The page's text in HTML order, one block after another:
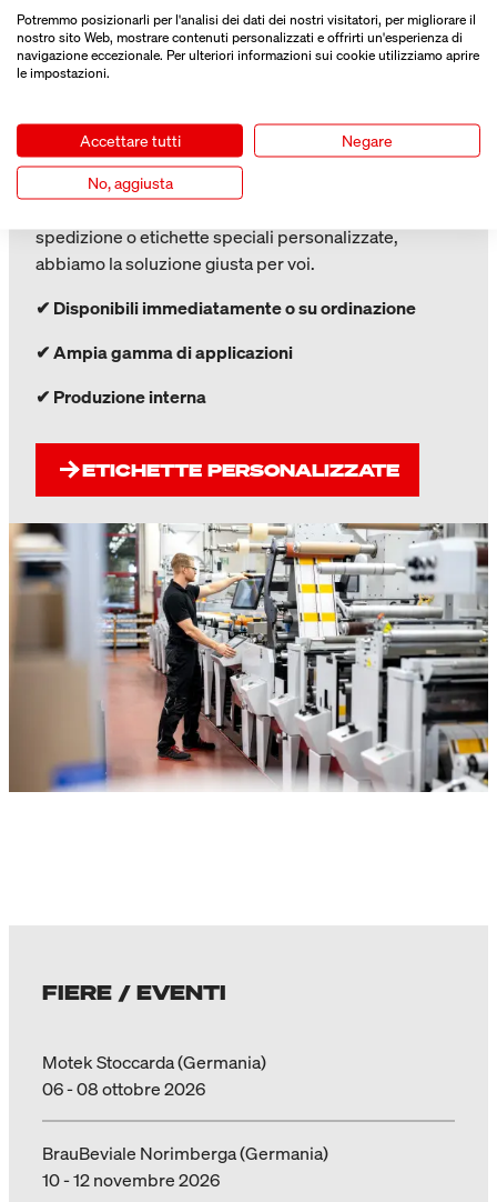
PERSONALIZZATE IN MODO
SEMPLICE E VELOCE.
Vi offriamo un'ampia scelta di etichette per una vasta
materiali, formati e proprietà - per l'industria, il
commercio, la logistica o la chimica.
spedizione o etichette speciali personalizzate,
abbiamo la soluzione giusta per voi.
✔ Disponibili immediatamente o su ordinazione
✔Ampia gamma di applicazioni
✔ Produzione interna
ETICHETTE PERSONALIZZATE
FIERE / EVENTI
Motek Stoccarda (Germania)
06 - 08 ottobre 2026
BrauBeviale Norimberga (Germania)
10 - 12 novembre 2026
Potremmo posizionarli per l'analisi dei dati dei nostri visitatori, per migliorare il
nostro sito Web, mostrare contenuti personalizzati e offrirti un'esperienza di
navigazione eccezionale. Per ulteriori informazioni sui cookie utilizziamo aprire
le impostazioni.
Accettare tutti Negare
No, aggiusta